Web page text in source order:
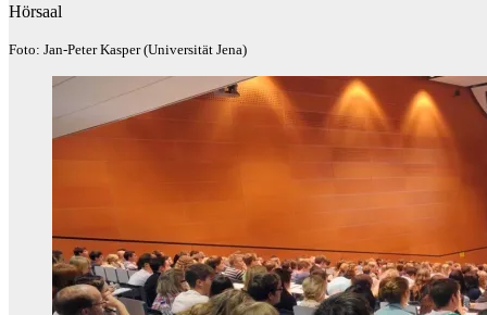
Hörsaal
Foto: Jan-Peter Kasper (Universität Jena)